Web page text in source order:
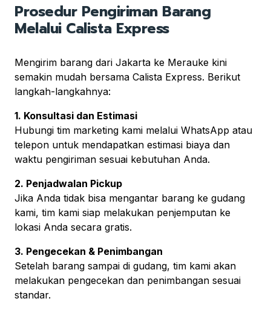
Prosedur Pengiriman Barang
Melalui Calista Express
Mengirim barang dari Jakarta ke Merauke kini
semakin mudah bersama Calista Express. Berikut
langkah-langkahnya:
1. Konsultasi dan Estimasi
Hubungi tim marketing kami melalui WhatsApp atau
telepon untuk mendapatkan estimasi biaya dan
waktu pengiriman sesuai kebutuhan Anda.
2. Penjadwalan Pickup
Jika Anda tidak bisa mengantar barang ke gudang
kami, tim kami siap melakukan penjemputan ke
lokasi Anda secara gratis.
3. Pengecekan & Penimbangan
Setelah barang sampai di gudang, tim kami akan
melakukan pengecekan dan penimbangan sesuai
standar.